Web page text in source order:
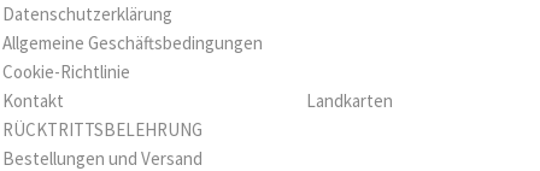
Datenschutzerklärung
Allgemeine Geschäftsbedingungen
Cookie-Richtlinie
Kontakt
RÜCKTRITTSBELEHRUNG
Bestellungen und Versand
Landkarten